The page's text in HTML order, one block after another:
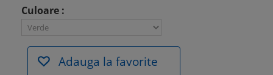
Culoare :
Adauga la favorite